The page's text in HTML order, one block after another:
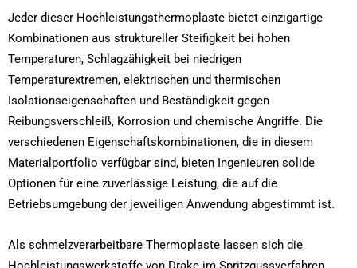
Jeder dieser Hochleistungsthermoplaste bietet einzigartige
Kombinationen aus struktureller Steifigkeit bei hohen
Temperaturen, Schlagzähigkeit bei niedrigen
Temperaturextremen, elektrischen und thermischen
Isolationseigenschaften und Beständigkeit gegen
Reibungsverschleiß, Korrosion und chemische Angriffe. Die
verschiedenen Eigenschaftskombinationen, die in diesem
Materialportfolio verfügbar sind, bieten Ingenieuren solide
Optionen für eine zuverlässige Leistung, die auf die
Betriebsumgebung der jeweiligen Anwendung abgestimmt ist.
Als schmelzverarbeitbare Thermoplaste lassen sich die